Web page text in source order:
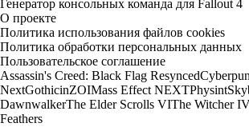
Генератор консольных команда для Fallout 4
О проекте
Политика использования файлов cookies
Политика обработки персональных данных
Пользовательское соглашение
Assassin's Creed: Black Flag Resynced
NextGothicinZOIMass Effect NEXTPhysint
DawnwalkerThe Elder Scrolls VIThe Witcher
Feathers